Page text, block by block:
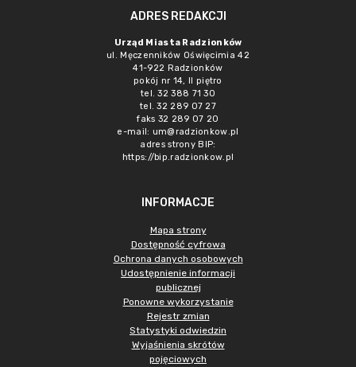
ADRES REDAKCJI
Urząd Miasta Radzionków
ul. Męczenników Oświęcimia 42
41-922 Radzionków
pokój nr 14, II piętro
tel. 32 388 71 30
tel. 32 289 07 27
faks 32 289 07 20
e-mail: um@radzionkow.pl
adres strony BIP:
https://bip.radzionkow.pl
INFORMACJE
Mapa strony
Dostępność cyfrowa
Ochrona danych osobowych
Udostępnienie informacji
publicznej
Ponowne wykorzystanie
Rejestr zmian
Statystyki odwiedzin
Wyjaśnienia skrótów
pojęciowych